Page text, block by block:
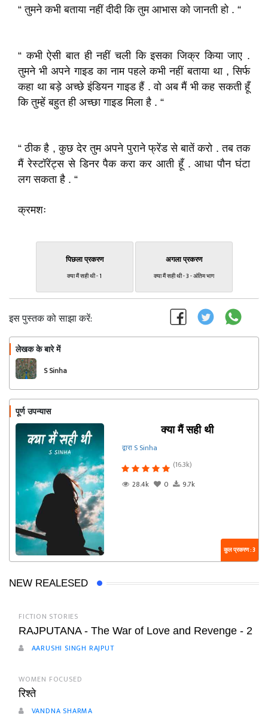
“ तुमने कभी बताया नहीं दीदी कि तुम आभास को जानती हो . “
“ कभी ऐसी बात ही नहीं चली कि इसका जिक्र किया जाए .
तुमने भी अपने गाइड का नाम पहले कभी नहीं बताया था , सिर्फ
कहा था बड़े अच्छे इंडियन गाइड हैं . वो अब मैं भी कह सकती हूँ
कि तुम्हें बहुत ही अच्छा गाइड मिला है . “
“ ठीक है , कुछ देर तुम अपने पुराने फ्रेंड से बातें करो . तब तक
मैं रेस्टॉरेंट्स से डिनर पैक करा कर आती हूँ . आधा पौन घंटा
लग सकता है . “
क्रमशः
पिछला प्रकरण
क्या मैं सही थी - 1
अगला प्रकरण
क्या मैं सही थी - 3 - अंतिम भाग
इस पुस्तक को साझा करें:
लेखक के बारे में
S Sinha
पूर्ण उपन्यास
क्या मैं सही थी
द्वारा S Sinha
(16.3k)
28.4k
0 9.7k
कुल प्रकरण : 3
NEW REALESED
FICTION STORIES
RAJPUTANA - The War of Love and Revenge - 2
AARUSHI SINGH RAJPUT
WOMEN FOCUSED
रिश्ते
VANDNA SHARMA